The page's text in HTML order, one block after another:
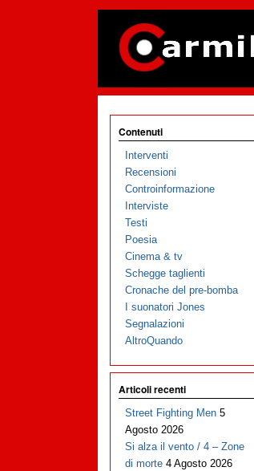
Contenuti
Interventi
Recensioni
Controinformazione
Interviste
Testi
Poesia
Cinema & tv
Schegge taglienti
Cronache del pre-bomba
I suonatori Jones
Segnalazioni
AltroQuando
Articoli recenti
Street Fighting Men 5
Agosto 2026
Si alza il vento / 4 – Zone
di morte 4 Agosto 2026